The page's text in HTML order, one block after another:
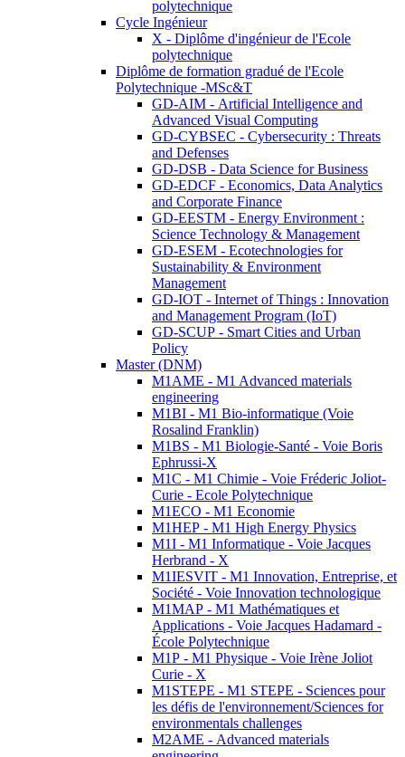
polytechnique
Cycle Ingénieur
X - Diplôme d'ingénieur de l'Ecole
polytechnique
Diplôme de formation gradué de l'Ecole
Polytechnique -MSc&T
GD-AIM - Artificial Intelligence and
Advanced Visual Computing
GD-CYBSEC - Cybersecurity : Threats
and Defenses
GD-DSB - Data Science for Business
GD-EDCF - Economics, Data Analytics
and Corporate Finance
GD-EESTM - Energy Environment :
Science Technology & Management
GD-ESEM - Ecotechnologies for
Sustainability & Environment
Management
GD-IOT - Internet of Things : Innovation
and Management Program (IoT)
GD-SCUP - Smart Cities and Urban
Policy
Master (DNM)
M1AME - M1 Advanced materials
engineering
M1BI - M1 Bio-informatique (Voie
Rosalind Franklin)
M1BS - M1 Biologie-Santé - Voie Boris
Ephrussi-X
M1C - M1 Chimie - Voie Fréderic Joliot-
Curie - Ecole Polytechnique
M1ECO - M1 Economie
M1HEP - M1 High Energy Physics
M1I - M1 Informatique - Voie Jacques
Herbrand - X
M1IESVIT - M1 Innovation, Entreprise, et
Société - Voie Innovation technologique
M1MAP - M1 Mathématiques et
Applications - Voie Jacques Hadamard -
École Polytechnique
M1P - M1 Physique - Voie Irène Joliot
Curie - X
M1STEPE - M1 STEPE - Sciences pour
les défis de l'environnement/Sciences for
environmentals challenges
M2AME - Advanced materials